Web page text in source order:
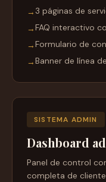
→ 3 páginas de
→FAQ interactivo
→Formulario de
→Banner de línea
SISTEMA ADMIN
Dashboard
Panel de control
completa de